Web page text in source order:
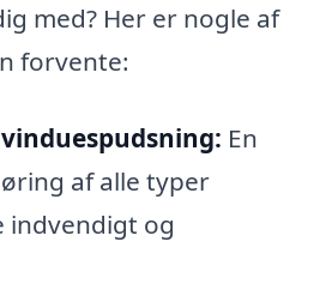
med? Her er nogle af
forvente:
En
af alle typer
indvendigt og